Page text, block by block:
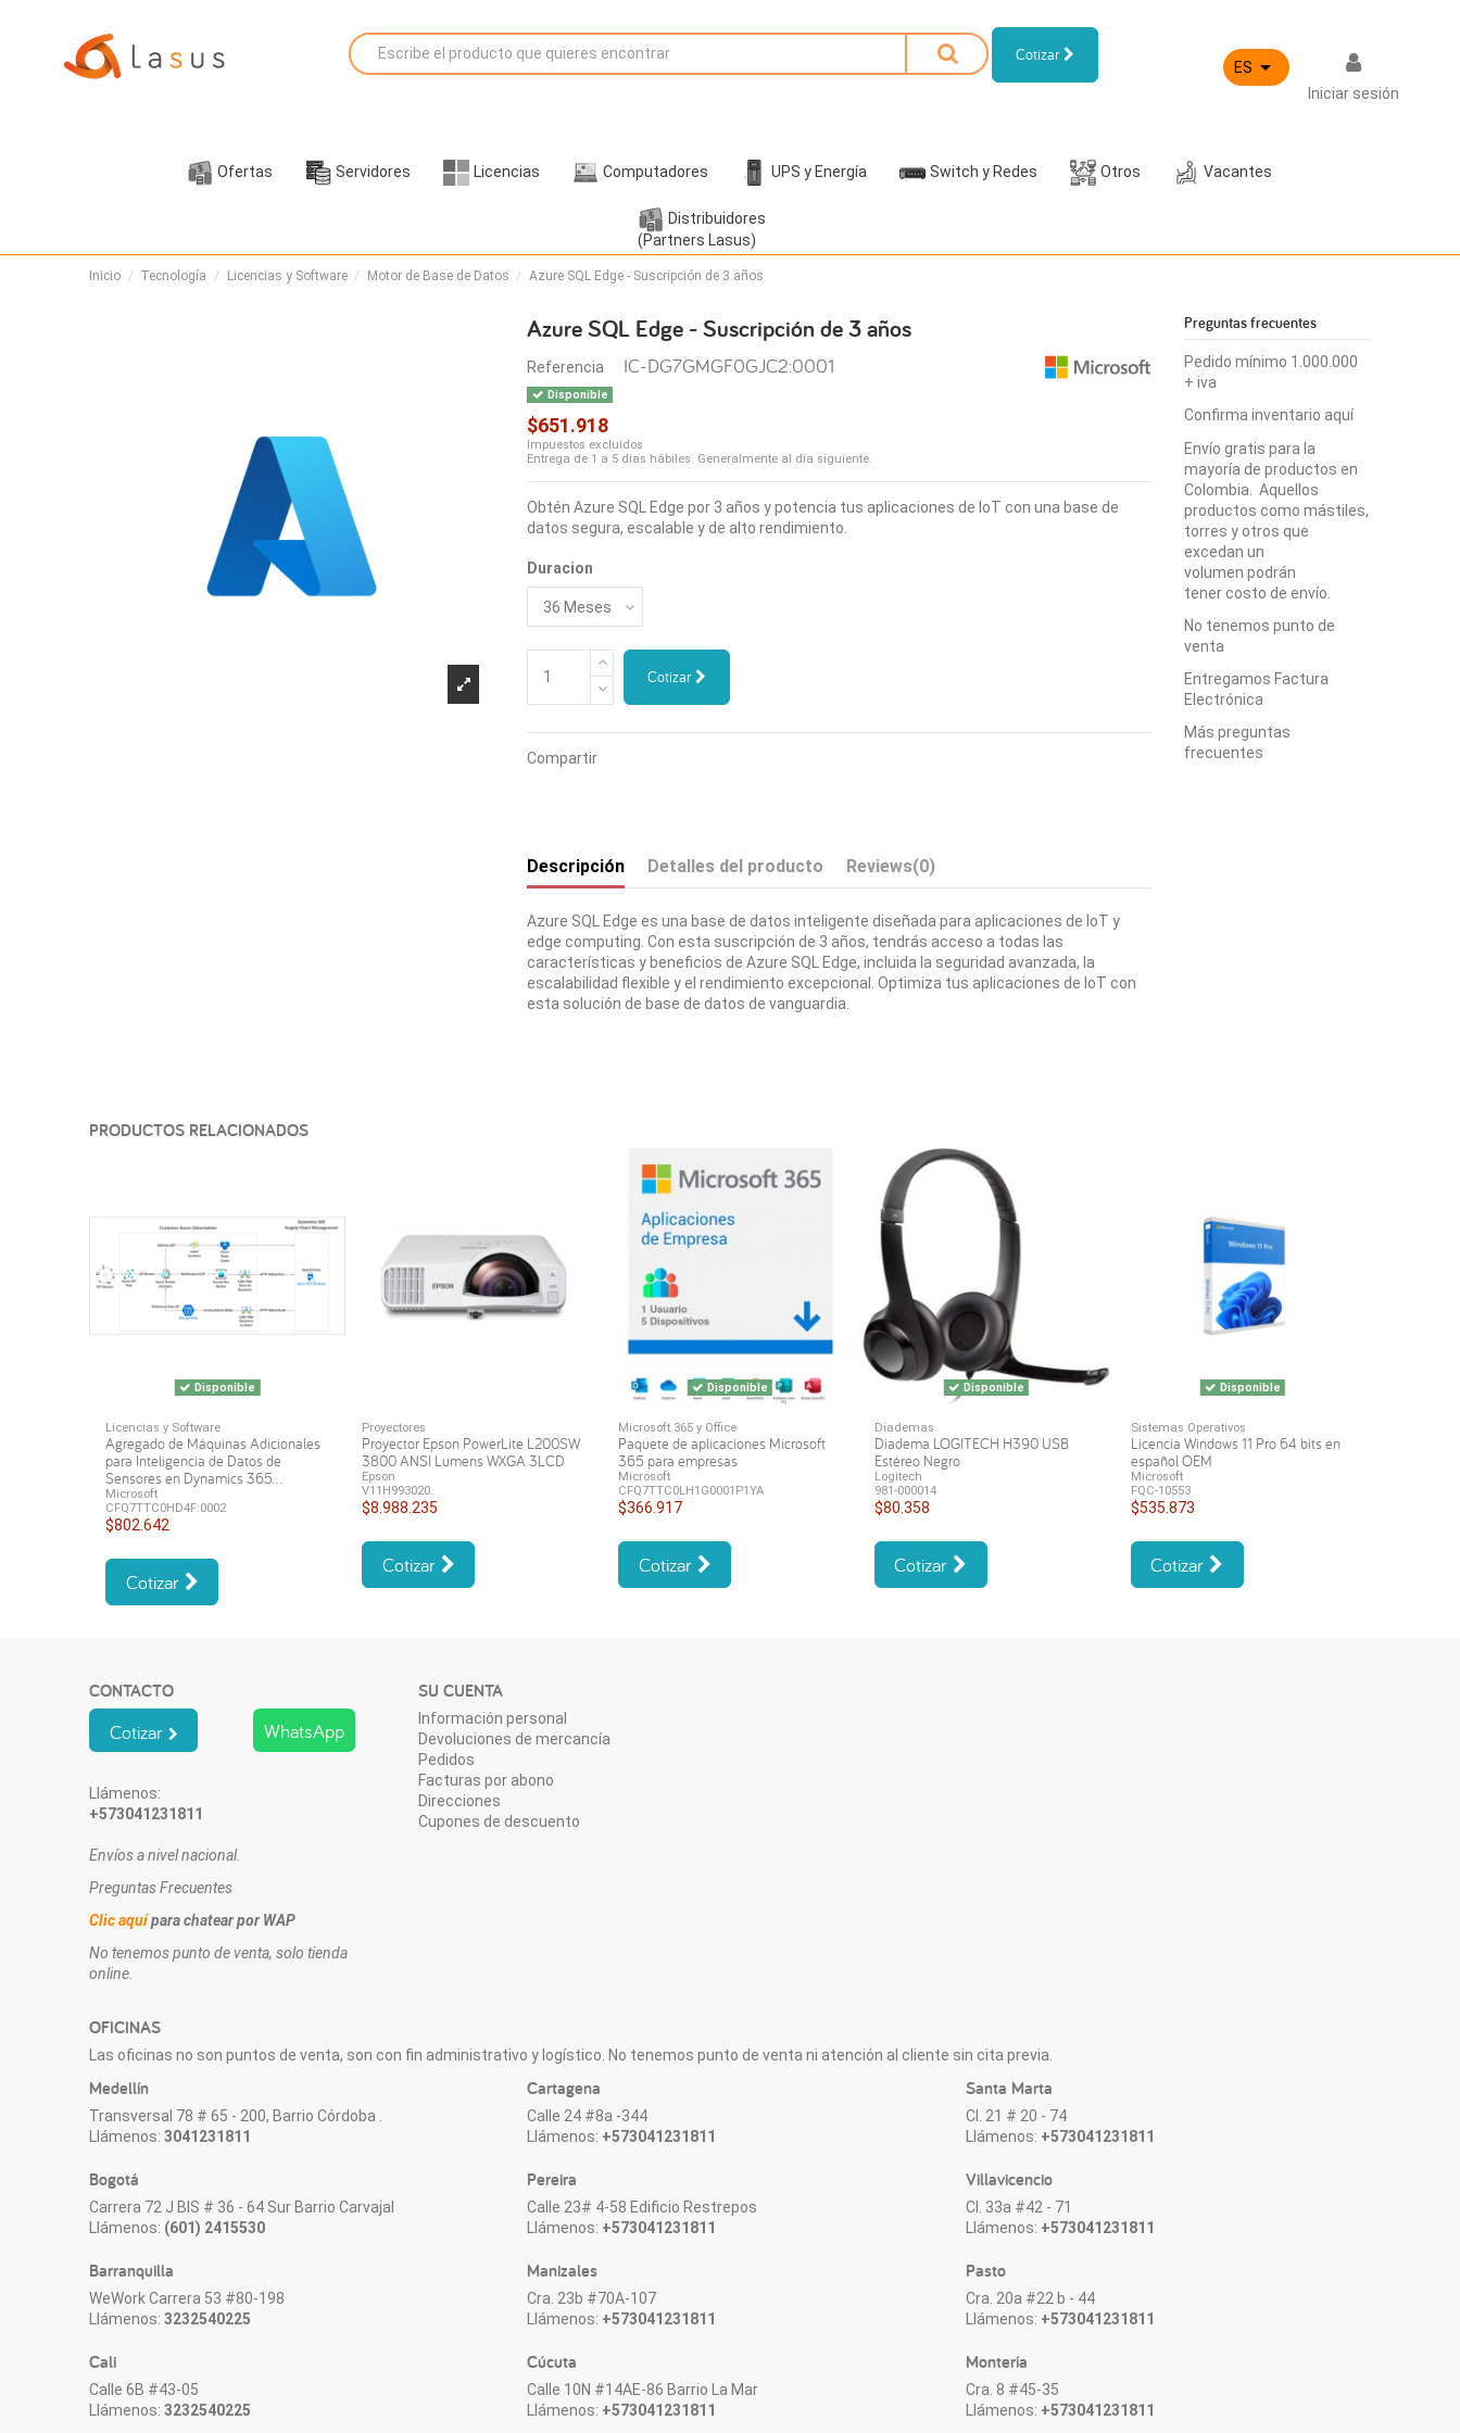
Cotizar
ES 
Iniciar sesión
Ofertas Servidores Licencias Computadores UPS y Energía Switch y Redes Otros Vacantes
Distribuidores
(Partners Lasus)
Inicio Tecnología Licencias y Software Motor de Base de Datos Azure SQL Edge - Suscripción de 3 años
Azure SQL Edge - Suscripción de 3 años
Referencia IC-DG7GMGF0GJC2:0001
Disponible
$651.918
Impuestos excluidos
Entrega de 1 a 5 días hábiles. Generalmente al día siguiente.
Obtén Azure SQL Edge por 3 años y potencia tus aplicaciones de IoT con una base de
datos segura, escalable y de alto rendimiento.
Duracion
Cotizar
Compartir
Descripción Detalles del producto Reviews(0)
Azure SQL Edge es una base de datos inteligente diseñada para aplicaciones de IoT y
edge computing. Con esta suscripción de 3 años, tendrás acceso a todas las
características y beneficios de Azure SQL Edge, incluida la seguridad avanzada, la
escalabilidad flexible y el rendimiento excepcional. Optimiza tus aplicaciones de IoT con
esta solución de base de datos de vanguardia.
Preguntas frecuentes
Pedido mínimo 1.000.000
+ iva
Confirma inventario aquí
Envío gratis para la
mayoría de productos en
Colombia. Aquellos
productos como mástiles,
torres y otros que
excedan un
volumen podrán
tener costo de envío.
No tenemos punto de
venta
Entregamos Factura
Electrónica
Más preguntas
frecuentes
PRODUCTOS RELACIONADOS
Disponible
Licencias y Software
Agregado de Máquinas Adicionales
para Inteligencia de Datos de
Sensores en Dynamics 365...
Microsoft
CFQ7TTC0HD4F:0002
$802.642
Cotizar
Proyectores
Proyector Epson PowerLite L200SW
3800 ANSI Lumens WXGA 3LCD
Epson
V11H993020.
$8.988.235
Cotizar
Disponible
Microsoft 365 y Office
Paquete de aplicaciones Microsoft
365 para empresas
Microsoft
CFQ7TTC0LH1G0001P1YA
$366.917
Cotizar
Disponible
Diademas
Diadema LOGITECH H390 USB
Estéreo Negro
Logitech
981-000014
$80.358
Cotizar
Disponible
Sistemas Operativos
Licencia Windows 11 Pro 64 bits en
español OEM
Microsoft
FQC-10553
$535.873
Cotizar
CONTACTO
Cotizar
Llámenos:
+573041231811
WhatsApp
Envíos a nivel nacional.
Preguntas Frecuentes
Clic aquípara chatear por WAP
No tenemos punto de venta, solo tienda
online.
OFICINAS
Las oficinas no son puntos de venta, son con fin administrativo y logístico. No tenemos punto de venta ni atención al cliente sin cita previa.
Medellín
Transversal 78 # 65 - 200, Barrio Córdoba .
Llámenos:3041231811
Bogotá
Carrera 72 J BIS # 36 - 64 Sur Barrio Carvajal
Llámenos: (601) 2415530
Barranquilla
WeWork Carrera 53 #80-198
Llámenos:3232540225
Cali
Calle 6B #43-05
Llámenos:3232540225
Cartagena
Calle 24 #8a -344
Llámenos: +573041231811
Pereira
Calle 23# 4-58 Edificio Restrepos
Llámenos: +573041231811
Manizales
Cra. 23b #70A-107
Llámenos: +573041231811
Cúcuta
Calle 10N #14AE-86 Barrio La Mar
Llámenos: +573041231811
Santa Marta
Cl. 21 # 20 - 74
Llámenos: +573041231811
Villavicencio
Cl. 33a #42 - 71
Llámenos: +573041231811
Pasto
Cra. 20a #22 b - 44
Llámenos: +573041231811
Montería
Cra. 8 #45-35
Llámenos: +573041231811
SU CUENTA
Información personal
Devoluciones de mercancía
Pedidos
Facturas por abono
Direcciones
Cupones de descuento